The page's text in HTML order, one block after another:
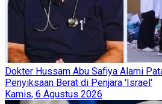
Dokter Hussam Abu Safiya Alami
Penyiksaan Berat di Penjara 'Israel'
Kamis, 6 Agustus 2026